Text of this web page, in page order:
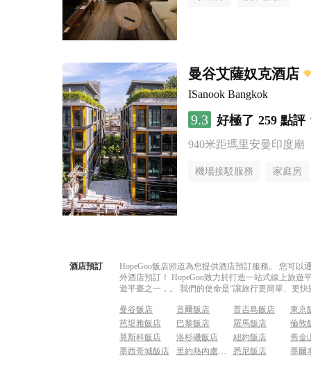
曼谷艾薩奴克酒店
ISanook Bangkok
9.3 好極了 259 點評
940米距瑪里安曼印度廟
機場接駁服務 家庭房
酒店預訂
HopeGoo飯店頻道為您提供酒店預訂服務。 您可
外酒店預訂！ HopeGoo致力於打造一站式線上旅
遊平臺之一，。 我們的使命是“讓旅行更簡單、更
曼谷飯店 首爾飯店 普吉島飯店
東京
芭堤雅飯店
巴黎飯店 羅馬飯店
倫敦
莫斯科飯店
洛杉磯飯店 紐約飯店
舊金
墨西哥城飯店
里約熱內盧飯店 悉尼飯店 墨爾